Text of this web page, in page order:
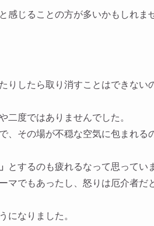
じることの方が多いかもしれま
りしたら取り消すことはできない
二度ではありませんでした。
、その場が不穏な空気に包まれる
とするのも疲れるなって思ってい
マでもあったし、怒りは厄介者だ
になりました。